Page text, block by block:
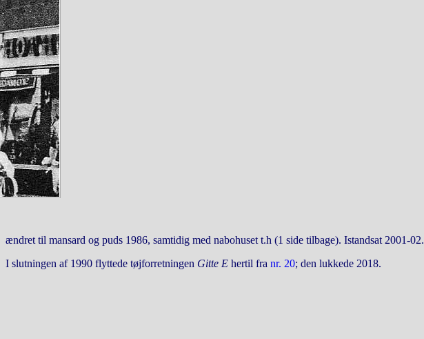
ændret til mansard og puds 1986, samtidig med nabohuset t.h (1 side tilbage). Istandsat 2001-02.
I slutningen af 1990 flyttede tøjforretningen Gitte E hertil fra nr. 20; den lukkede 2018.